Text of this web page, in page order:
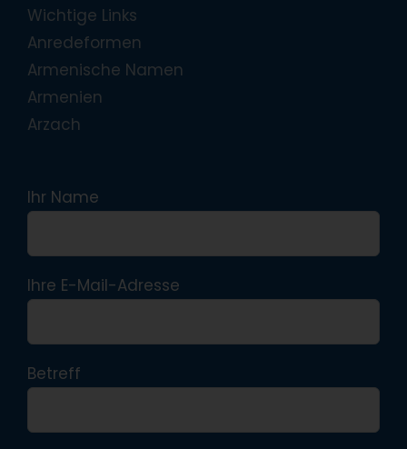
Wichtige Links
Anredeformen
Armenische Namen
Armenien
Arzach
Ihr Name
Ihre E-Mail-Adresse
Betreff